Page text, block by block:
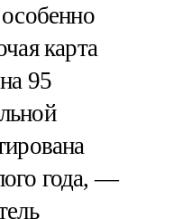
карта
95
года, —